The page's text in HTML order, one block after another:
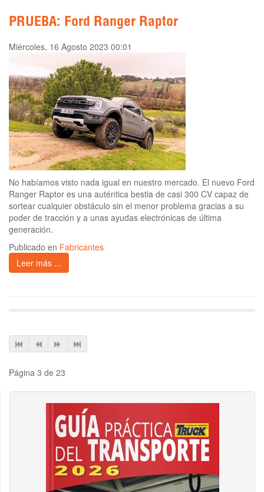
PRUEBA: Ford Ranger Raptor
Miércoles, 16 Agosto 2023 00:01
No habíamos visto nada igual en nuestro mercado. El nuevo Ford
Ranger Raptor es una auténtica bestia de casi 300 CV capaz de
sortear cualquier obstáculo sin el menor problema gracias a su
poder de tracción y a unas ayudas electrónicas de última
generación.
Publicado en Fabricantes
Leer más ...
Página 3 de 23